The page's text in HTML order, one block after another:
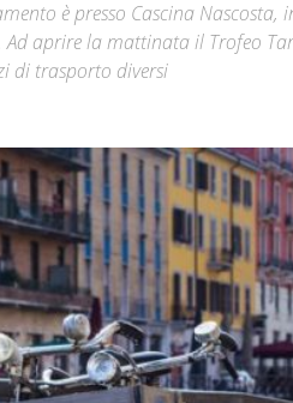
Città
è presso Cascina Nascosta,
aprire la mattinata il Trofeo
di trasporto diversi